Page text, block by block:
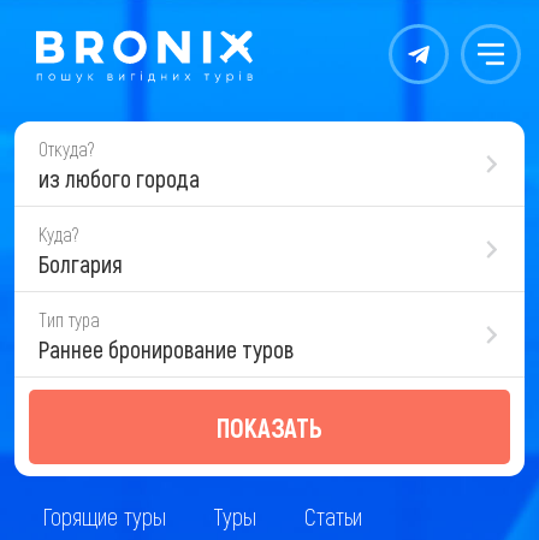
Контакты Меню
Откуда?
из любого города
Куда?
Болгария
Тип тура
Раннее бронирование туров
ПОКАЗАТЬ
Горящие туры Туры Статьи